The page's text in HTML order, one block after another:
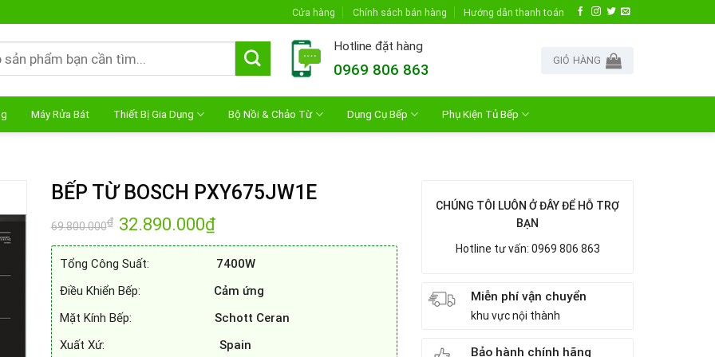
Cửa hàng Chính sách bán hàng Hướng dẫn thanh toán
Hotline đặt hàng
0969 806 863
GIỎ HÀNG
Máy Rửa Bát Thiết Bị Gia Dụng Bộ Nồi & Chảo Từ Dụng Cụ Bếp Phụ Kiện Tủ Bếp
BẾP TỪ BOSCH PXY675JW1E
69.800.000₫ Giá
gốc
là:
32.890.000₫Giá
hiện
tại
32.890.000₫.
Tổng Công Suất:
7400W
Điều Khiển Bếp: Cảm ứng
Mặt Kính Bếp: Schott Ceran
Xuất Xứ: Spain
CHÚNG TÔI LUÔN Ở ĐÂY ĐỂ HỖ TRỢ
BẠN
Hotline tư vấn: 0969 806 863
Miễn phí vận chuyển
khu vực nội thành
Bảo hành chính hãng